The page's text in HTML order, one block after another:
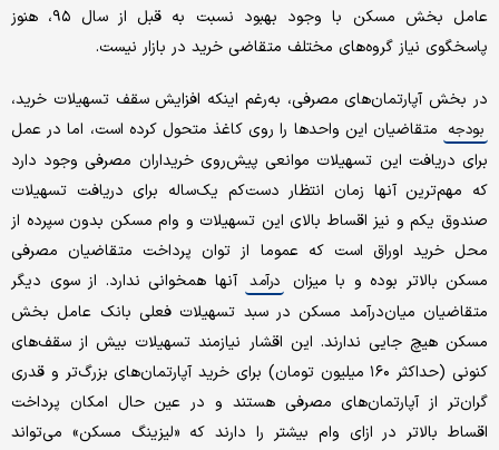
عامل بخش مسکن با وجود بهبود نسبت به قبل از سال ۹۵، هنوز
پاسخگوی نیاز گروه‌های مختلف متقاضی خرید در بازار نیست.
در بخش آپارتمان‌های مصرفی، به‌رغم اینکه افزایش سقف تسهیلات خرید،
بودجه متقاضیان این واحدها را روی کاغذ متحول کرده است، اما در عمل
برای دریافت این تسهیلات موانعی پیش‌روی خریداران مصرفی وجود دارد
که مهم‌ترین آنها زمان انتظار دست‌کم یک‌ساله برای دریافت تسهیلات
صندوق یکم و نیز اقساط بالای این تسهیلات و وام مسکن بدون سپرده از
محل خرید اوراق است که عموما از توان پرداخت متقاضیان مصرفی
مسکن بالاتر بوده و با میزان
درآمد آنها همخوانی ندارد. از سوی دیگر
متقاضیان میان‌درآمد مسکن در سبد تسهیلات فعلی بانک عامل بخش
مسکن هیچ جایی ندارند. این اقشار نیازمند تسهیلات بیش از سقف‌های
کنونی (حداکثر ۱۶۰ میلیون تومان) برای خرید آپارتمان‌های بزرگ‌تر و قدری
گران‌تر از آپارتمان‌های مصرفی هستند و در عین حال امکان پرداخت
اقساط بالاتر در ازای وام بیشتر را دارند که «لیزینگ مسکن» می‌تواند